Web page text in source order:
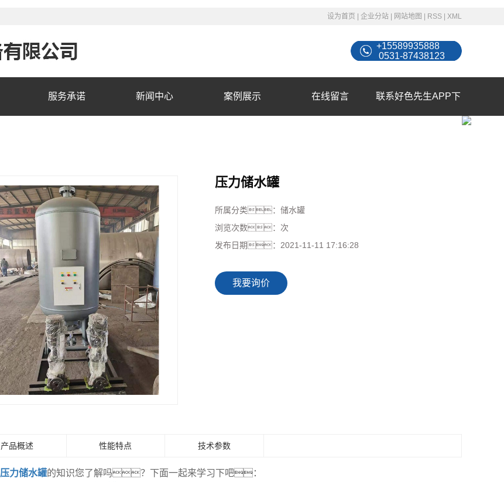
设为首页
企业分站 网站地图 RSS XML
+15589935888
0531-87438123
服务承诺 新闻中心 案例展示 在线留言 联系好色先生APP下
压力储水罐
所属分类： 储水罐
浏览次数： 次
发布日期： 2021-11-11 17:16:28
我要询价
产品概述 性能特点 技术参数
压力储水罐的知识您了解吗？下面一起来学习下吧：